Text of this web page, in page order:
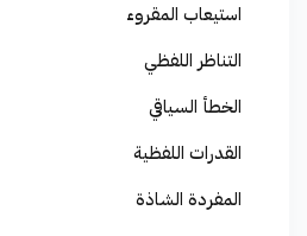
استيعاب المقروء
التناظر اللفظي
الخطأ السياقي
القدرات اللفظية
المفردة الشاذة